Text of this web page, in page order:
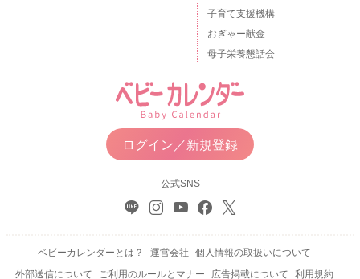
子育て支援機構
おぎゃー献金
母子栄養懇話会
ログイン／新規登録
公式SNS
ベビーカレンダーとは？ 運営会社
個人情報の取扱いについて
外部送信について
ご利用のルールとマナー 広告掲載について 利用規約